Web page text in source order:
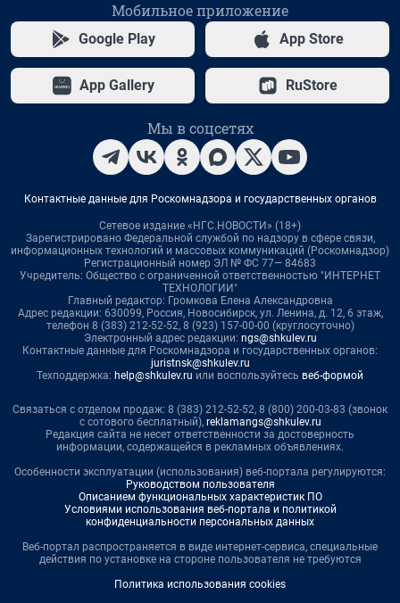
Мобильное приложение
Google Play App Store
App Gallery RuStore
Мы в соцсетях
Контактные данные для Роскомнадзора и государственных органов
Сетевое издание «НГС.НОВОСТИ» (18+)
Зарегистрировано Федеральной службой по надзору в сфере связи,
информационных технологий и массовых коммуникаций (Роскомнадзор)
Регистрационный номер ЭЛ № ФС 77— 84683
Учредитель: Общество с ограниченной ответственностью "ИНТЕРНЕТ
ТЕХНОЛОГИИ"
Главный редактор: Громкова Елена Александровна
Адрес редакции: 630099, Россия, Новосибирск, ул. Ленина, д. 12, 6 этаж,
телефон 8 (383) 212-52-52, 8 (923) 157-00-00 (круглосуточно)
Электронный адрес редакции: ngs@shkulev.ru
Контактные данные для Роскомнадзора и государственных органов:
juristnsk@shkulev.ru
Техподдержка: help@shkulev.ru или воспользуйтесь веб-формой
Связаться с отделом продаж: 8 (383) 212-52-52, 8 (800) 200-03-83 (звонок
с сотового бесплатный), reklamangs@shkulev.ru
Редакция сайта не несет ответственности за достоверность
информации, содержащейся в рекламных объявлениях.
Особенности эксплуатации (использования) веб-портала регулируются:
Руководством пользователя
Описанием функциональных характеристик ПО
Условиями использования веб-портала и политикой
конфиденциальности персональных данных
Веб-портал распространяется в виде интернет-сервиса, специальные
действия по установке на стороне пользователя не требуются
Политика использования cookies